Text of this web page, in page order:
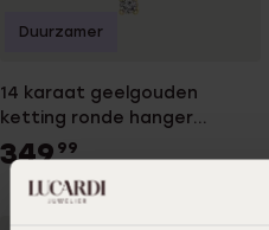
14 karaat geelgouden
ketting ronde hanger
zirkonia
349 99
Duurzamer